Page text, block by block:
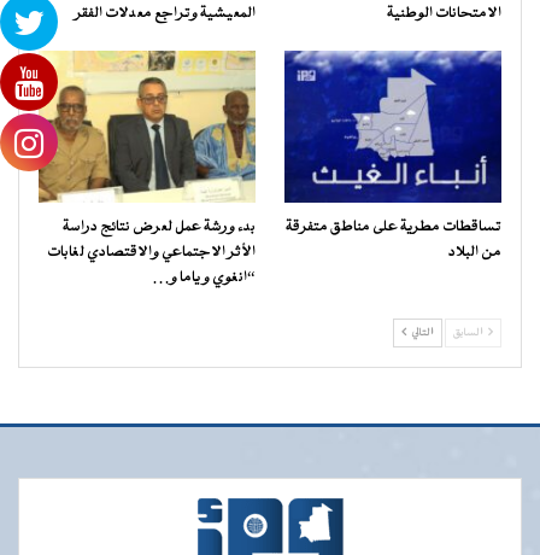
الامتحانات الوطنية
المعيشية وتراجع معدلات الفقر
تساقطات مطرية على مناطق متفرقة
من البلاد
بدء ورشة عمل لعرض نتائج دراسة
الأثر الاجتماعي والاقتصادي لغابات
“انغوي و ياما و…
السابق التالي